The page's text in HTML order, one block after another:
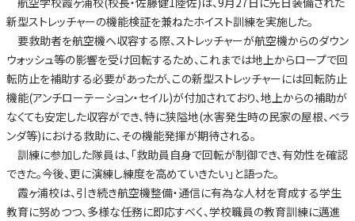
新型ストレッチャーの機能検証を兼ねたホイスト訓練を実施した。
要救助者を航空機へ収容する際、ストレッチャーが航空機からのダウン
ウォッシュ等の影響を受け回転するため、これまでは地上からロープで回
転防止を補助する必要があったが、この新型ストレッチャーには回転防止
機能(アンチローテーション・セイル)が付加されており、地上からの補助が
なくても安定した収容ができ、特に狭隘地(水害発生時の民家の屋根、ベラ
ンダ等)における救助に、その機能発揮が期待される。
訓練に参加した隊員は、「救助員自身で回転が制御でき、有効性を確認
できた。今後、更に演練し練度を高めていきたい」と語った。
霞ヶ浦校は、引き続き航空機整備・通信に有為な人材を育成する学生
教育に努めつつ、多様な任務に即応すべく、学校職員の教育訓練に邁進